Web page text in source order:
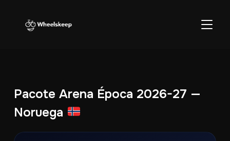
Pacote Arena Época 2026-27 —
Noruega